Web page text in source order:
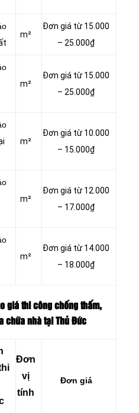
m²
Đơn giá từ 15.000
– 25.000₫
m²
Đơn giá từ 15.000
– 25.000₫
m²
Đơn giá từ 10.000
– 15.000₫
m²
Đơn giá từ 12.000
– 17.000₫
m²
Đơn giá từ 14.000
– 18.000₫
giá thi công chống thấm,
chữa nhà tại Thủ Đức
Đơn
vị
tính
Đơn giá